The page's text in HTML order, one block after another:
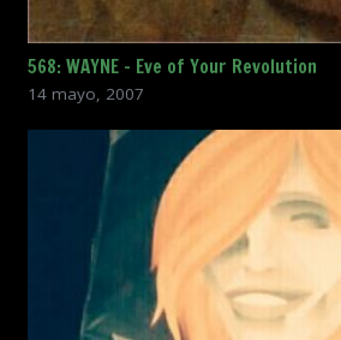
568: WAYNE – Eve of Your Revolution
14 mayo, 2007